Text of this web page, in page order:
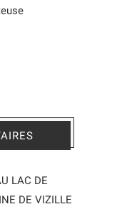
LAC DE
DE VIZILLE